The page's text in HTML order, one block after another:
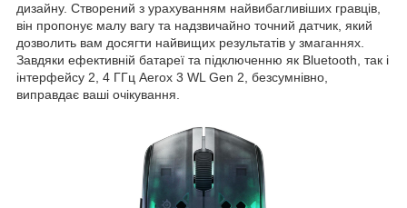
дизайну. Створений з урахуванням найвибагливіших гравців,
він пропонує малу вагу та надзвичайно точний датчик, який
дозволить вам досягти найвищих результатів у змаганнях.
Завдяки ефективній батареї та підключенню як Bluetooth, так і
інтерфейсу 2, 4 ГГц Aerox 3 WL Gen 2, безсумнівно,
виправдає ваші очікування.